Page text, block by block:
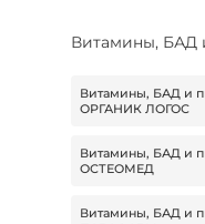
Витамины, БАД
Витамины, БАД и
ОРГАНИК ЛОГОС
Витамины, БАД и
ОСТЕОМЕД
Витамины, БАД и